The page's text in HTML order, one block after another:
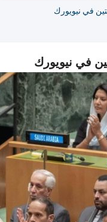
في نيويورك
في نيويورك